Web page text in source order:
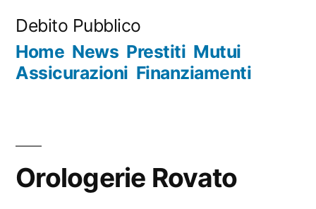
contenuto
Debito Pubblico
Home News Prestiti Mutui
Assicurazioni Finanziamenti
Orologerie Rovato